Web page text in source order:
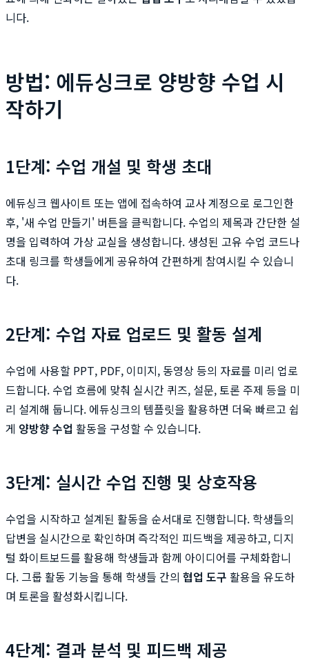
니다.
방법: 에듀싱크로 양방향 수업 시
작하기
1단계: 수업 개설 및 학생 초대
에듀싱크 웹사이트 또는 앱에 접속하여 교사 계정으로 로그인한
후, '새 수업 만들기' 버튼을 클릭합니다. 수업의 제목과 간단한 설
명을 입력하여 가상 교실을 생성합니다. 생성된 고유 수업 코드나
초대 링크를 학생들에게 공유하여 간편하게 참여시킬 수 있습니
다.
2단계: 수업 자료 업로드 및 활동 설계
수업에 사용할 PPT, PDF, 이미지, 동영상 등의 자료를 미리 업로
드합니다. 수업 흐름에 맞춰 실시간 퀴즈, 설문, 토론 주제 등을 미
리 설계해 둡니다. 에듀싱크의 템플릿을 활용하면 더욱 빠르고 쉽
게 양방향 수업 활동을 구성할 수 있습니다.
3단계: 실시간 수업 진행 및 상호작용
수업을 시작하고 설계된 활동을 순서대로 진행합니다. 학생들의
답변을 실시간으로 확인하며 즉각적인 피드백을 제공하고, 디지
털 화이트보드를 활용해 학생들과 함께 아이디어를 구체화합니
다. 그룹 활동 기능을 통해 학생들 간의 협업 도구 활용을 유도하
며 토론을 활성화시킵니다.
4단계: 결과 분석 및 피드백 제공